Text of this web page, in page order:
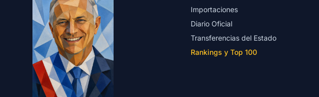
Importaciones
Diario Oficial
Transferencias del Estado
Rankings y Top 100